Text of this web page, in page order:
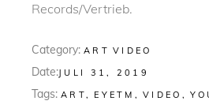
Records/Vertrieb.
Category: ART VIDEO
Date:JULI 31, 2019
Tags: ART EYETM VIDEO